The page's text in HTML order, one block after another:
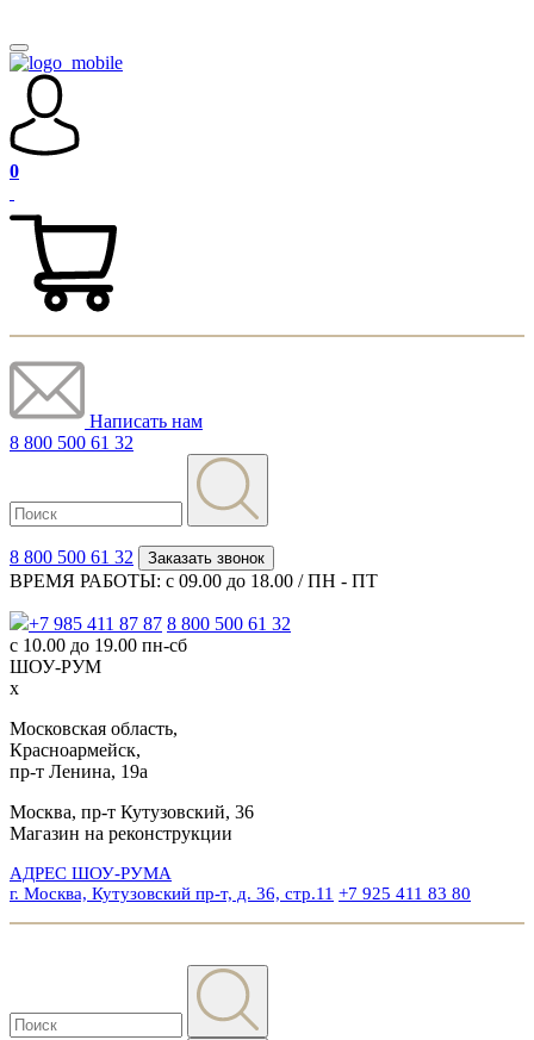
0
Написать нам
8 800 500 61 32
8 800 500 61 32 Заказать звонок
ВРЕМЯ РАБОТЫ: с 09.00 до 18.00 / ПН - ПТ
+7 985 411 87 87 8 800 500 61 32
с 10.00 до 19.00 пн-сб
ШОУ-РУМ
x
Московская область,
Красноармейск,
пр-т Ленина, 19а
Москва, пр-т Кутузовский, 36
Магазин на реконструкции
АДРЕС ШОУ-РУМА
г. Москва, Кутузовский пр-т, д. 36, стр.11 +7 925 411 83 80